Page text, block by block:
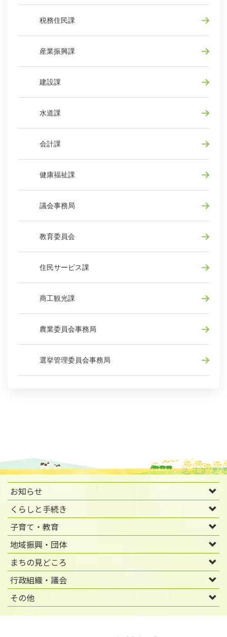
税務住民課
産業振興課
建設課
水道課
会計課
健康福祉課
議会事務局
教育委員会
住民サービス課
商工観光課
農業委員会事務局
選挙管理委員会事務局
お知らせ
くらしと手続き
子育て・教育
地域振興・団体
まちの見どころ
行政組織・議会
その他